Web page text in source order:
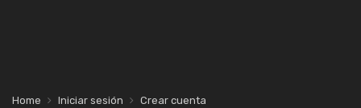
Home Iniciar sesión Crear cuenta